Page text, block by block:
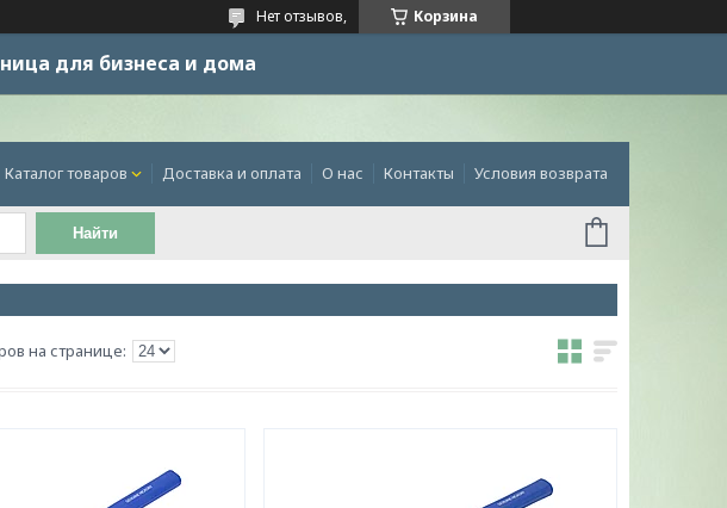
Корзина
Нет отзывов,
для бизнеса и дома
Каталог товаров Доставка и оплата О нас Контакты Условия возврата
Найти